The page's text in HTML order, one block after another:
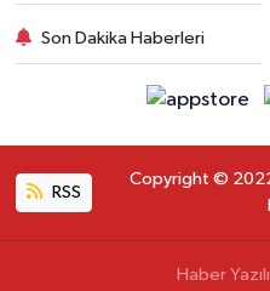
Son Dakika Haberleri
RSS
Copyright ©
Haber